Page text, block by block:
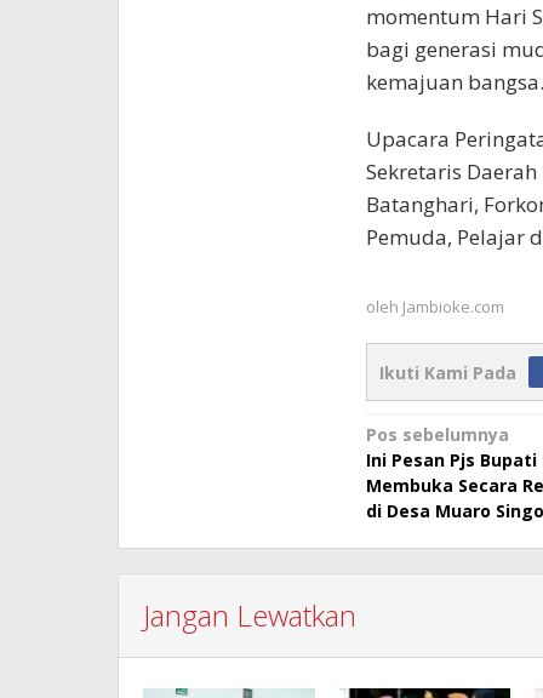
momentum Hari
bagi generasi
kemajuan bangsa.
Upacara
Sekretaris
Batanghari,
Pemuda, Pelajar
oleh Jambioke.com
Ikuti Kami Pada
Navigasi
pos
Pos sebelumnya
Ini Pesan Pjs Bupati
Membuka Secara
di Desa Muaro
Jangan Lewatkan